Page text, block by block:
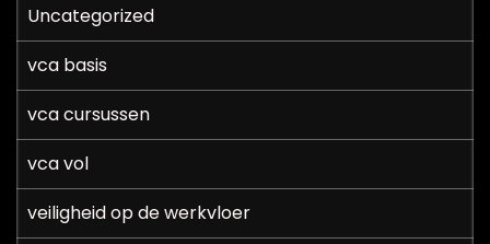
Uncategorized
vca basis
vca cursussen
vca vol
veiligheid op de werkvloer